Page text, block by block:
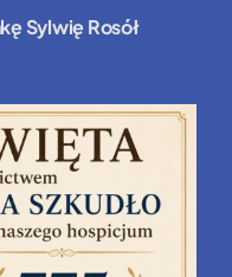
Sylwię Rosół